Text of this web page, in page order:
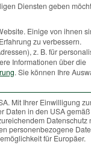
Diensten geben
Einige von ihnen
zu verbessern.
z. B. für
Informationen über die
. Sie können Ihre
Mit Ihrer Einwilligung
Daten in den USA gemäß
Datenschutz
personenbezogene
für Europäer.